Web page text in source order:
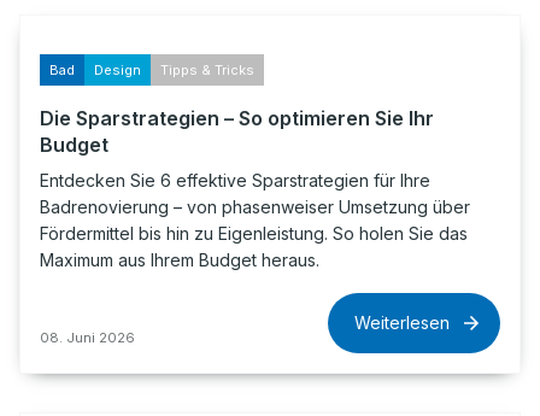
Bad Design Tipps & Tricks
Die Sparstrategien – So optimieren Sie Ihr
Budget
Entdecken Sie 6 effektive Sparstrategien für Ihre
Badrenovierung – von phasenweiser Umsetzung über
Fördermittel bis hin zu Eigenleistung. So holen Sie das
Maximum aus Ihrem Budget heraus.
08. Juni 2026
Weiterlesen